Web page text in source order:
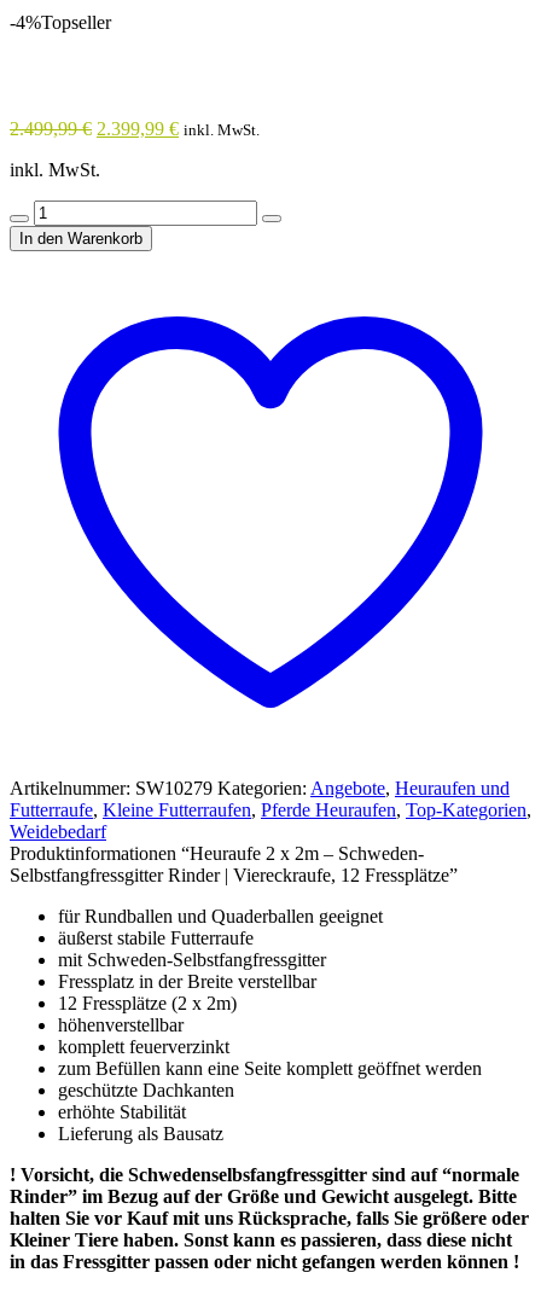
-4%Topseller
2.499,99€ Ursprünglicher
war:
2.399,99 €Aktueller
inkl. MwSt.
inkl. MwSt.
Quantity
In den Warenkorb
Artikelnummer: SW10279 Kategorien: Angebote, Heuraufen und
Futterraufe, Kleine Futterraufen, Pferde Heuraufen, Top-Kategorien,
Weidebedarf
Produktinformationen “Heuraufe 2 x 2m – Schweden-
Selbstfangfressgitter Rinder | Viereckraufe, 12 Fressplätze”
für Rundballen und Quaderballen geeignet
äußerst stabile Futterraufe
mit Schweden-Selbstfangfressgitter
Fressplatz in der Breite verstellbar
12 Fressplätze (2 x 2m)
höhenverstellbar
komplett feuerverzinkt
zum Befüllen kann eine Seite komplett geöffnet werden
geschützte Dachkanten
erhöhte Stabilität
Lieferung als Bausatz
! Vorsicht, die Schwedenselbsfangfressgitter sind auf “normale
Rinder” im Bezug auf der Größe und Gewicht ausgelegt. Bitte
halten Sie vor Kauf mit uns Rücksprache, falls Sie größere oder
Kleiner Tiere haben. Sonst kann es passieren, dass diese nicht
in das Fressgitter passen oder nicht gefangen werden können !